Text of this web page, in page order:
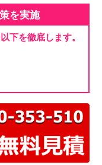
を実施
下を徹底します。